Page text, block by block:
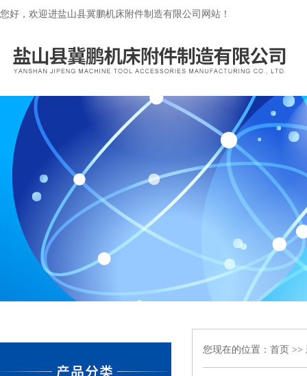
您好，欢迎进盐山县冀鹏机床附件制造有限公司网站！
您现在的位置： 首页 >>